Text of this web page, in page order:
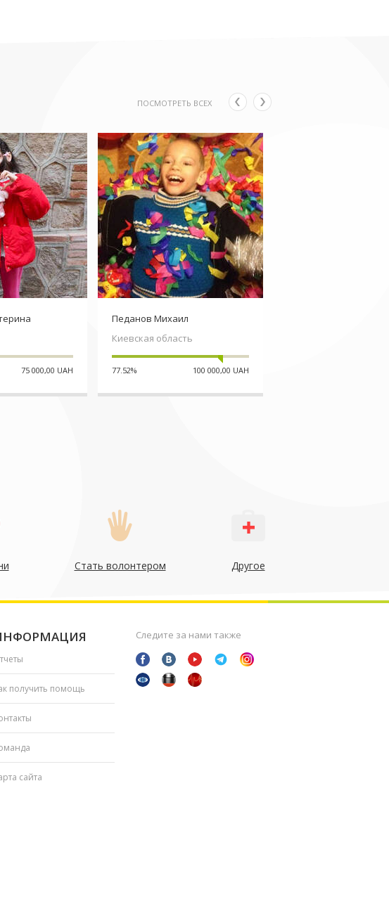
ПОСМОТРЕТЬ ВСЕХ
75 000,00 UAH
Педанов Михаил
Киевская область
77.52% 100 000,00 UAH
Стать волонтером Другое
получить помощь
сайта
Следите за нами также